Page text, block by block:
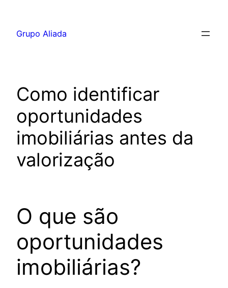
Grupo Aliada
Como identificar
oportunidades
imobiliárias antes da
valorização
O que são
oportunidades
imobiliárias?